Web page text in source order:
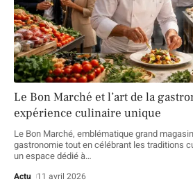
Le Bon Marché et l’art de la
expérience culinaire unique
Le Bon Marché, emblématique grand
gastronomie tout en célébrant les traditions
un espace dédié à…
Actu 11 avril 2026